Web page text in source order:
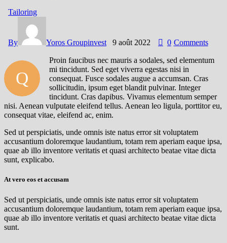
Tailoring
By Yoros Groupinvest 9 août 2022 0 Comments
Q
Proin faucibus nec mauris a sodales, sed elementum
mi tincidunt. Sed eget viverra egestas nisi in
consequat. Fusce sodales augue a accumsan. Cras
sollicitudin, ipsum eget blandit pulvinar. Integer
tincidunt. Cras dapibus. Vivamus elementum semper
nisi. Aenean vulputate eleifend tellus. Aenean leo ligula, porttitor eu,
consequat vitae, eleifend ac, enim.
Sed ut perspiciatis, unde omnis iste natus error sit voluptatem
accusantium doloremque laudantium, totam rem aperiam eaque ipsa,
quae ab illo inventore veritatis et quasi architecto beatae vitae dicta
sunt, explicabo.
At vero eos et accusam
Sed ut perspiciatis, unde omnis iste natus error sit voluptatem
accusantium doloremque laudantium, totam rem aperiam eaque ipsa,
quae ab illo inventore veritatis et quasi architecto beatae vitae dicta
sunt.